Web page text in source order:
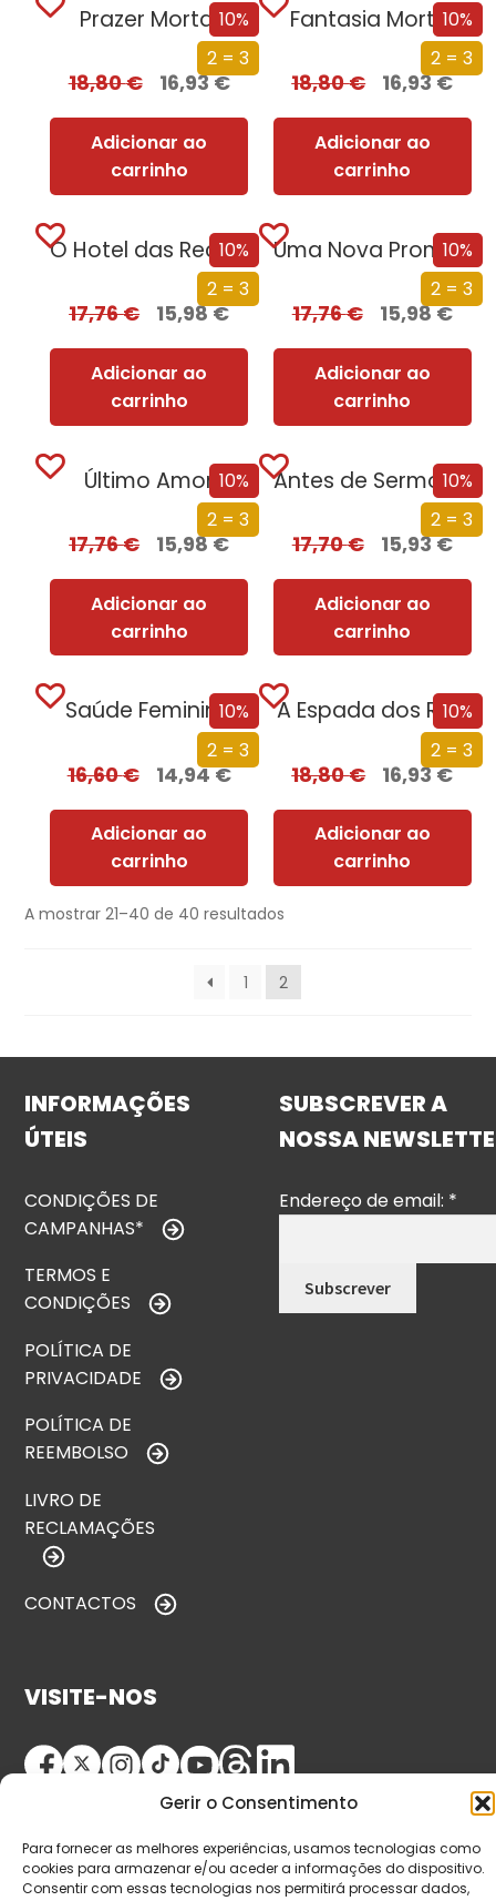
Gerir o Consentimento
Para fornecer as melhores experiências, usamos tecnologias como
cookies para armazenar e/ou aceder a informações do dispositivo.
Consentir com essas tecnologias nos permitirá processar dados,
10%
2 = 3
Prazer Mortal
18,80€ 16,93€
Adicionar ao
carrinho
10%
2 = 3
Fantasia Mortal
18,80€ 16,93€
Adicionar ao
carrinho
10%
2 = 3
O Hotel das Recordações
17,76€ 15,98€
Adicionar ao
carrinho
10%
2 = 3
Uma Nova Promessa
17,76€ 15,98€
Adicionar ao
carrinho
10%
2 = 3
Último Amor
17,76€ 15,98€
Adicionar ao
carrinho
10%
2 = 3
Antes de Sermos Vossos
17,70€ 15,93€
Adicionar ao
carrinho
10%
2 = 3
Saúde Feminina
16,60€ 14,94€
Adicionar ao
carrinho
10%
2 = 3
A Espada dos Reis
18,80€ 16,93€
Adicionar ao
carrinho
A mostrar 21–40 de 40 resultados
1 2
INFORMAÇÕES
ÚTEIS
CONDIÇÕES DE
CAMPANHAS*
TERMOS E
CONDIÇÕES
POLÍTICA DE
PRIVACIDADE
POLÍTICA DE
REEMBOLSO
LIVRO DE
RECLAMAÇÕES
CONTACTOS
SUBSCREVER A
NOSSA
Endereço de email: *
VISITE-NOS